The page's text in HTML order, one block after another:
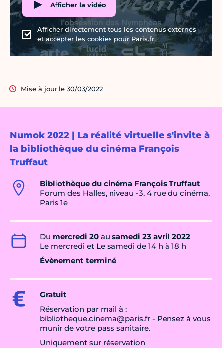
Numok 2022 | La réalité virtuelle s'invite à
la bibliothèque du cinéma François
Truffaut
Bibliothèque du cinéma François Truffaut
Forum des Halles, niveau -3, 4 rue du cinéma,
Paris 1e
Du mercredi 20 au samedi 23 avril 2022
Le mercredi et Le samedi de 14 h à 18 h
Évènement terminé
Gratuit
Réservation par mail à :
bibliotheque.cinema@paris.fr - Pensez à vous
munir de votre pass sanitaire.
Uniquement sur réservation
Afficher la vidéo
Afficher directement tous les contenus externes
et accepter les cookies pour Paris.fr.
Mise à jour le 30/03/2022